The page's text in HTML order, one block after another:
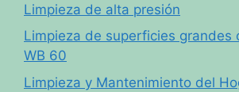
Limpieza de alta presión
Limpieza de superficies grandes
WB 60
Limpieza y Mantenimiento del